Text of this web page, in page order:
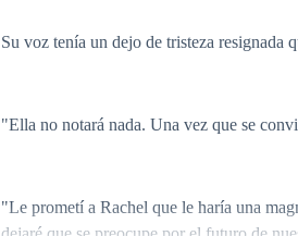
Su voz tenía un dejo de tristeza resignada
"Ella no notará nada. Una vez que se
"Le prometí a Rachel que le haría una